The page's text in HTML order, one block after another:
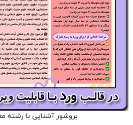
بروشور آشنایی با رشته